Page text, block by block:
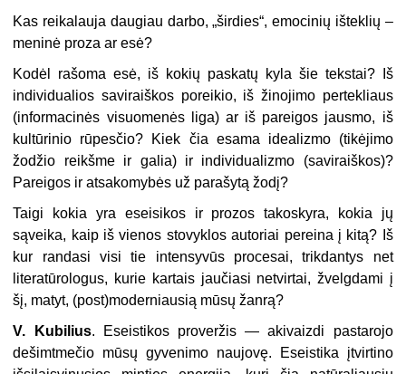
Kas reikalauja daugiau darbo, „širdies“, emocinių išteklių –
meninė proza ar esė?
Kodėl rašoma esė, iš kokių paskatų kyla šie tekstai? Iš
individualios saviraiškos poreikio, iš žinojimo pertekliaus
(informacinės visuomenės liga) ar iš pareigos jausmo, iš
kultūrinio rūpesčio? Kiek čia esama idealizmo (tikėjimo
žodžio reikšme ir galia) ir individualizmo (saviraiškos)?
Pareigos ir atsakomybės už parašytą žodį?
Taigi kokia yra eseisikos ir prozos takoskyra, kokia jų
sąveika, kaip iš vienos stovyklos autoriai pereina į kitą? Iš
kur randasi visi tie intensyvūs procesai, trikdantys net
literatūrologus, kurie kartais jaučiasi netvirtai, žvelgdami į
šį, matyt, (post)moderniausią mūsų žanrą?
V. Kubilius. Eseistikos proveržis — akivaizdi pastarojo
dešimtmečio mūsų gyvenimo naujovę. Eseistika įtvirtino